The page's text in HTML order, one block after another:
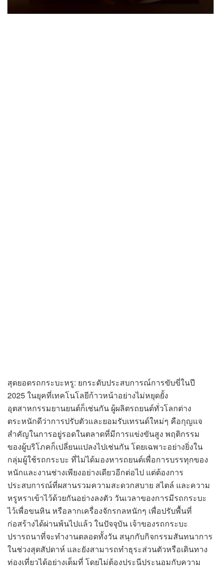
สุดยอดรถกระบะหรู: ยกระดับประสบการณ์การขับขี่ในปี
2025 ในยุคที่เทคโนโลยีก้าวหน้าอย่างไม่หยุดยั้ง
อุตสาหกรรมยานยนต์ก็เช่นกัน ผู้ผลิตรถยนต์ทั่วโลกต่าง
ตระหนักดีว่าการปรับตัวและยอมรับเทรนด์ใหม่ๆ คือกุญแจ
สำคัญในการอยู่รอดในตลาดที่มีการแข่งขันสูง พฤติกรรม
ของผู้บริโภคก็เปลี่ยนแปลงไปเช่นกัน โดยเฉพาะอย่างยิ่งใน
กลุ่มผู้ใช้รถกระบะ ที่ไม่ได้มองหารถยนต์เพื่อการบรรทุกของ
หนักและงานช่างเพียงอย่างเดียวอีกต่อไป แต่ต้องการ
ประสบการณ์ที่ผสานรวมความสะดวกสบาย สไตล์ และความ
หรูหราเข้าไว้ด้วยกันอย่างลงตัว วันเวลาของการมีรถกระบะ
ไว้เพื่อขนหิน หรือลากเครื่องจักรกลหนักๆ เพื่อปรับพื้นที่
ก่อสร้างได้ผ่านพ้นไปแล้ว ในปัจจุบัน เจ้าของรถกระบะ
ปรารถนาที่จะทำงานตลอดทั้งวัน สนุกกับกิจกรรมสันทนาการ
ในช่วงสุดสัปดาห์ และยังสามารถทำธุระส่วนตัวหรือเดินทาง
ท่องเที่ยวได้อย่างเต็มที่ โดยไม่ต้องประนีประนอมกับความ